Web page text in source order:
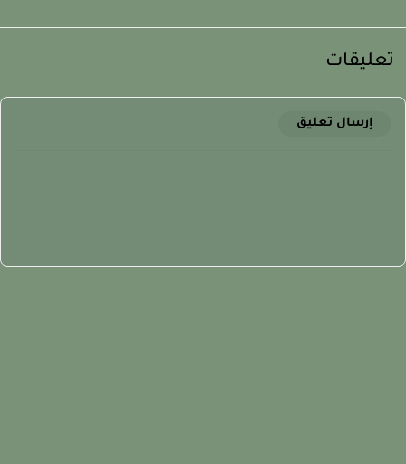
إرسال تعليق